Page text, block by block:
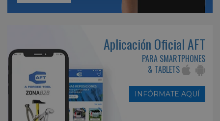
Aplicación Oficial AFT
PARA SMARTPHONES
& TABLETS
INFÓRMATE AQUÍ